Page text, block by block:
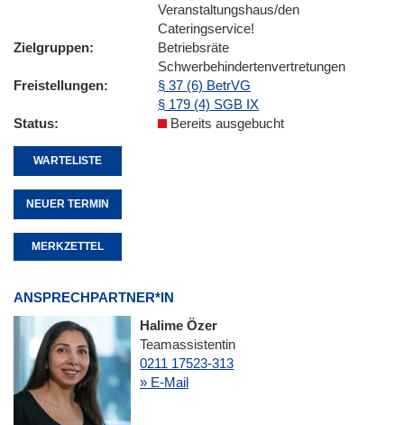
Veranstaltungshaus/den
Cateringservice!
Zielgruppen
Betriebsräte
Schwerbehindertenvertretungen
Freistellungen
§ 37 (6) BetrVG
§ 179 (4) SGB IX
Status
Bereits ausgebucht
WARTELISTE
NEUER TERMIN
MERKZETTEL
ANSPRECHPARTNER*IN
Halime Özer
Teamassistentin
0211 17523-313
» E-Mail